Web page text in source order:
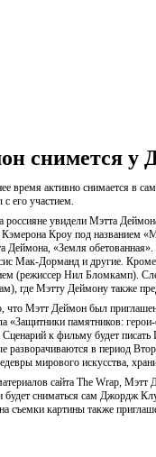
снимется у
время активно снимается в
его участием.
россияне увидели Мэтта
Кэмерона Кроу под названием
Деймона, «Земля
Мак-Дорманд и другие. Кроме
(режиссер Нил Бломкамп).
где Мэтту Деймону также
что Мэтт Деймон был
«Защитники памятников:
Сценарий к фильму будет
разворачиваются в период
мирового искусства,
сайта The Wrap,
сниматься сам Джордж
съемки картины также